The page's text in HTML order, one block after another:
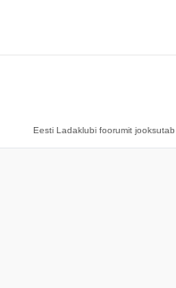
Eesti Ladaklubi foorumit